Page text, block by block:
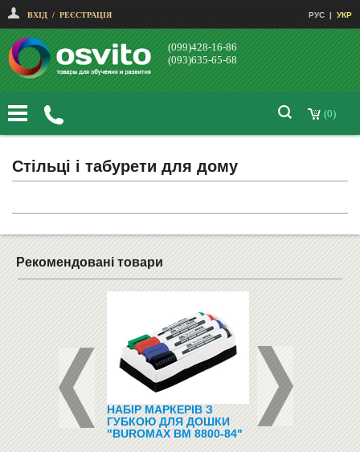
ВХІД / РЕЄСТРАЦІЯ РУС | УКР
(099)428-16-86
(093)635-65-68
(0)
Стільці і табурети для дому
Рекомендовані товари
НАБІР МАРКЕРІВ З
ГУБКОЮ ДЛЯ ДОШКИ
"BUROMAX BM 8800-84"
ПІДЛОГОВІ